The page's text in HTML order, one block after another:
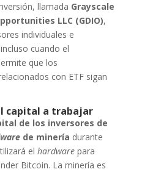
llamada Grayscale
LLC (GDIO),
individuales e
cuando el
que los
con ETF sigan
capital a trabajar
de los inversores de
de minería durante
el hardwarepara
Bitcoin. La minería es